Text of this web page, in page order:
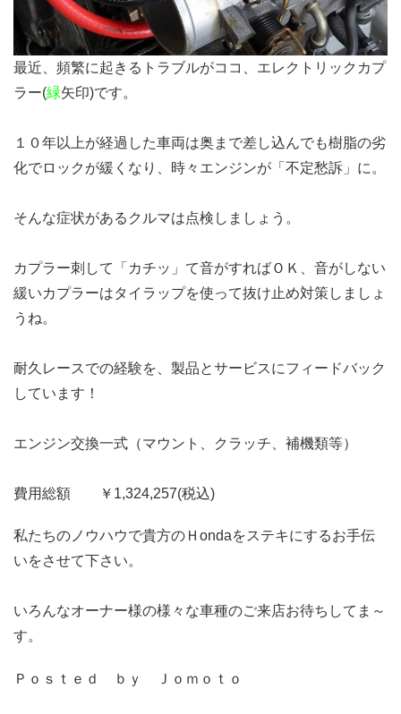
最近、頻繁に起きるトラブルがココ、エレクトリックカプ
ラー(緑矢印)です。
１０年以上が経過した車両は奥まで差し込んでも樹脂の劣
化でロックが緩くなり、時々エンジンが「不定愁訴」に。
そんな症状があるクルマは点検しましょう。
カプラー刺して「カチッ」て音がすればＯＫ、 音がしない
緩いカプラーはタイラップを使って抜け止め対策しましょ
うね。
耐久レースでの経験を、製品とサービスにフィードバック
しています！
エンジン交換一式（マウント、クラッチ、補機類等）
費用総額 ￥1,324,257(税込)
私たちのノウハウで貴方のＨondaをステキにするお手伝
いをさせて下さい。
いろんなオーナー様の様々な車種のご来店お待ちしてま～
す。
Ｐｏｓｔｅｄ ｂｙ Ｊｏｍｏｔｏ